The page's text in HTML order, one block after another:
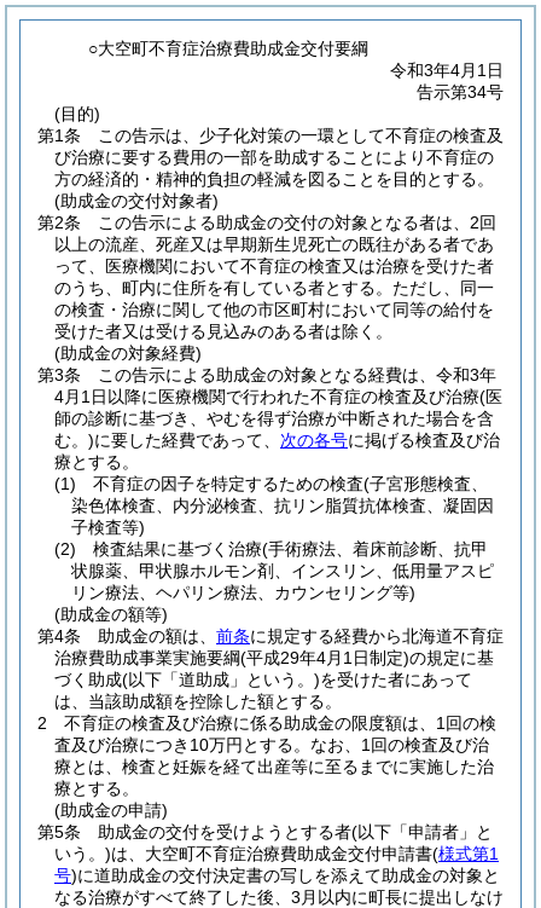
○大空町不育症治療費助成金交付要綱
令和3年4月1日
告示第34号
(目的)
第1条
この告示は、少子化対策の一環として不育症の検査及
び治療に要する費用の一部を助成することにより不育症の
方の経済的・精神的負担の軽減を図ることを目的とする。
(助成金の交付対象者)
第2条
この告示による助成金の交付の対象となる者は、2回
以上の流産、死産又は早期新生児死亡の既往がある者であ
って、医療機関において不育症の検査又は治療を受けた者
のうち、町内に住所を有している者とする。 ただし、同一
の検査・治療に関して他の市区町村において同等の給付を
受けた者又は受ける見込みのある者は除く。
(助成金の対象経費)
第3条
この告示による助成金の対象となる経費は、令和3年
4月1日以降に医療機関で行われた不育症の検査及び治療(医
師の診断に基づき、やむを得ず治療が中断された場合を含
む。)に要した経費であって、 次の各号に掲げる検査及び治
療とする。
(1)
不育症の因子を特定するための検査(子宮形態検査、
染色体検査、内分泌検査、抗リン脂質抗体検査、凝固因
子検査等)
(2)
検査結果に基づく治療(手術療法、着床前診断、抗甲
状腺薬、甲状腺ホルモン剤、インスリン、低用量アスピ
リン療法、ヘパリン療法、カウンセリング等)
(助成金の額等)
第4条
助成金の額は、 前条に規定する経費から北海道不育症
治療費助成事業実施要綱(平成29年4月1日制定)の規定に基
づく助成(以下「道助成」という。)を受けた者にあって
は、当該助成額を控除した額とする。
2
不育症の検査及び治療に係る助成金の限度額は、1回の検
査及び治療につき10万円とする。 なお、1回の検査及び治
療とは、検査と妊娠を経て出産等に至るまでに実施した治
療とする。
(助成金の申請)
第5条
助成金の交付を受けようとする者(以下「申請者」と
いう。)は、大空町不育症治療費助成金交付申請書(様式第1
号)に道助成金の交付決定書の写しを添えて助成金の対象と
なる治療がすべて終了した後、3月以内に町長に提出しなけ